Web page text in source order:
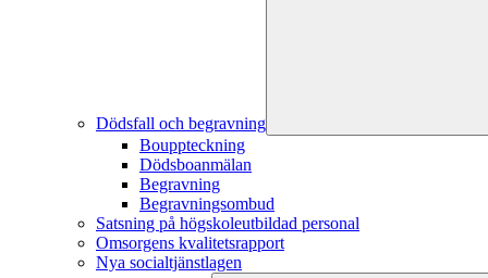
Dödsfall och begravning
Bouppteckning
Dödsboanmälan
Begravning
Begravningsombud
Satsning på högskoleutbildad personal
Omsorgens kvalitetsrapport
Nya socialtjänstlagen